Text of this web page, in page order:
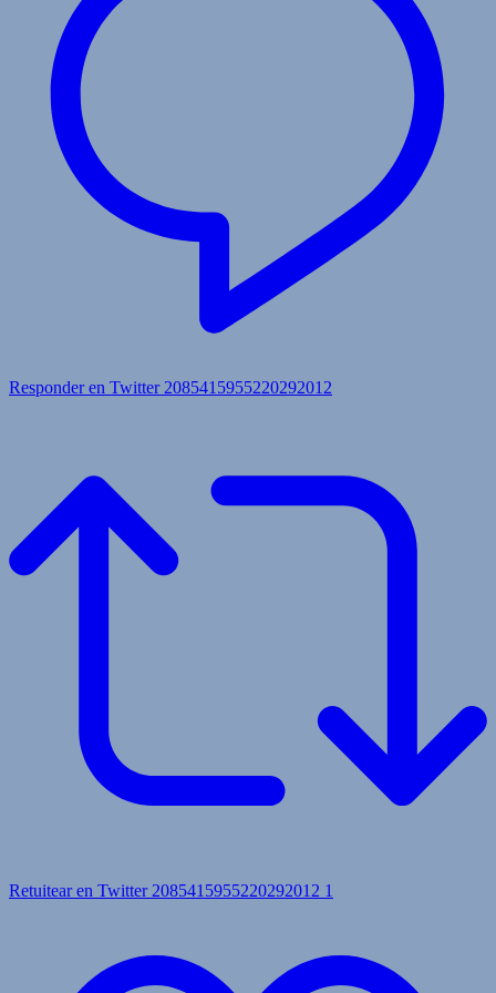
Responder en Twitter 2085415955220292012
Retuitear en Twitter 2085415955220292012 1